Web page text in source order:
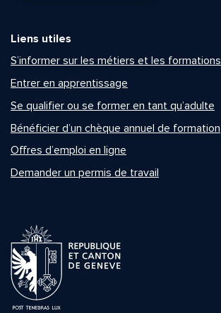
Liens utiles
S’informer sur les métiers et les formations
Entrer en apprentissage
Se qualifier ou se former en tant qu’adulte
Bénéficier d’un chèque annuel de formation
Offres d’emploi en ligne
Demander un permis de travail